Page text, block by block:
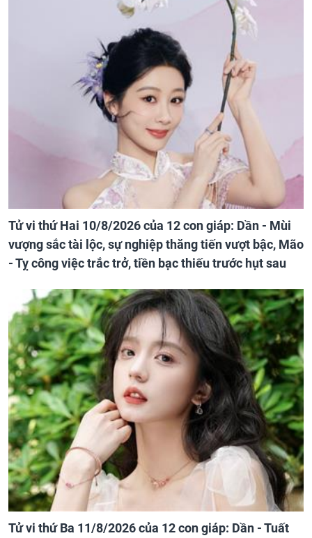
Tử vi thứ Hai 10/8/2026 của 12 con giáp: Dần - Mùi
vượng sắc tài lộc, sự nghiệp thăng tiến vượt bậc, Mão
- Tỵ công việc trắc trở, tiền bạc thiếu trước hụt sau
Tử vi thứ Ba 11/8/2026 của 12 con giáp: Dần - Tuất